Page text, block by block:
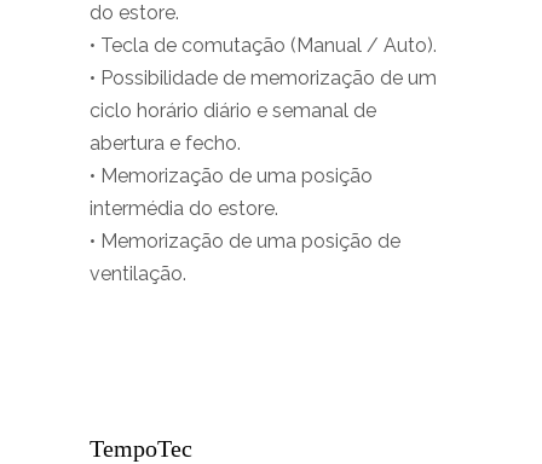
do estore.
• Tecla de comutação (Manual / Auto).
• Possibilidade de memorização de um
ciclo horário diário e semanal de
abertura e fecho.
• Memorização de uma posição
intermédia do estore.
• Memorização de uma posição de
ventilação.
TempoTec